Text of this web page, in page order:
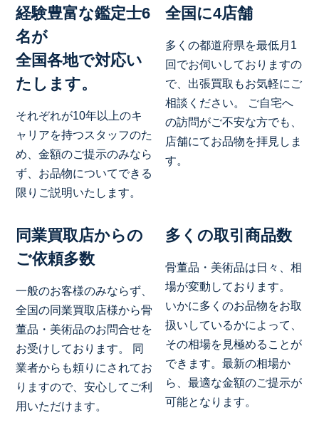
経験豊富な鑑定士6
名が
全国各地で対応い
たします。
それぞれが10年以上のキ
ャリアを持つスタッフのた
め、金額のご提示のみなら
ず、お品物についてできる
限りご説明いたします。
全国に4店舗
多くの都道府県を最低月1
回でお伺いしておりますの
で、出張買取もお気軽にご
相談ください。 ご自宅へ
の訪問がご不安な方でも、
店舗にてお品物を拝見しま
す。
同業買取店からの
ご依頼多数
一般のお客様のみならず、
全国の同業買取店様から骨
董品・美術品のお問合せを
お受けしております。 同
業者からも頼りにされてお
りますので、安心してご利
用いただけます。
多くの取引商品数
骨董品・美術品は日々、相
場が変動しております。
いかに多くのお品物をお取
扱いしているかによって、
その相場を見極めることが
できます。最新の相場か
ら、最適な金額のご提示が
可能となります。